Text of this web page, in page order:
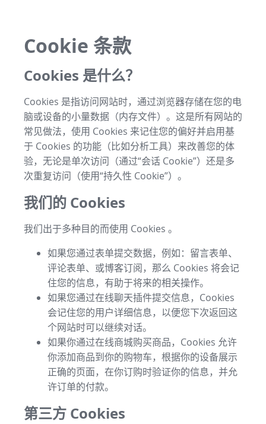
Cookie 条款
Cookies 是什么？
Cookies 是指访问网站时，通过浏览器存储在您的电
脑或设备的小量数据（内存文件）。这是所有网站的
常见做法，使用 Cookies 来记住您的偏好并启用基
于 Cookies 的功能（比如分析工具）来改善您的体
验，无论是单次访问（通过“会话 Cookie”）还是多
次重复访问（使用“持久性 Cookie”）。
我们的 Cookies
我们出于多种目的而使用 Cookies 。
如果您通过表单提交数据，例如：留言表单、
评论表单、或博客订阅，那么 Cookies 将会记
住您的信息，有助于将来的相关操作。
如果您通过在线聊天插件提交信息，Cookies
会记住您的用户详细信息，以便您下次返回这
个网站时可以继续对话。
如果你通过在线商城购买商品，Cookies 允许
你添加商品到你的购物车，根据你的设备展示
正确的页面，在你订购时验证你的信息，并允
许订单的付款。
第三方 Cookies